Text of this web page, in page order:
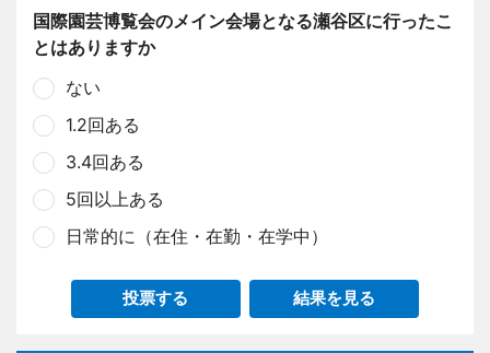
国際園芸博覧会のメイン会場となる瀬谷区に行ったこ
とはありますか
ない
1.2回ある
3.4回ある
5回以上ある
日常的に（在住・在勤・在学中）
投票する 結果を見る